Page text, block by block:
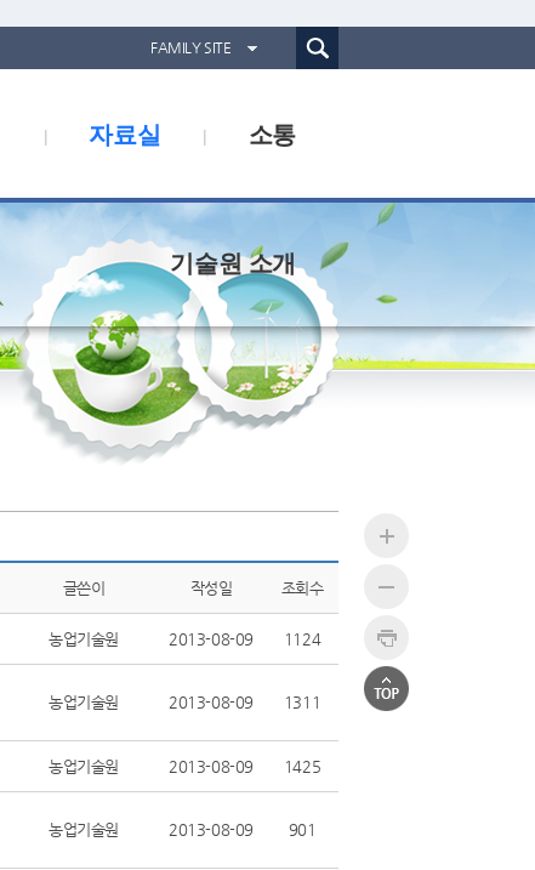
FAMILY SITE
경기도동물위생시험소
경기해양수산자원연구소
통합검색(웹)
소통
자료실
기술원 소개
글쓴이 작성일 조회수
농업기술원 2013-08-09 1124
농업기술원 2013-08-09 1311
농업기술원 2013-08-09 1425
농업기술원 2013-08-09 901